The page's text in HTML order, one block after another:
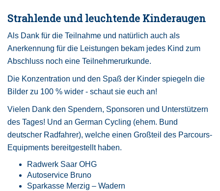
Strahlende und leuchtende Kinderaugen
Als Dank für die Teilnahme und natürlich auch als
Anerkennung für die Leistungen bekam jedes Kind zum
Abschluss noch eine Teilnehmerurkunde.
Die Konzentration und den Spaß der Kinder spiegeln die
Bilder zu 100 % wider - schaut sie euch an!
Vielen Dank den Spendern, Sponsoren und Unterstützern
des Tages! Und an German Cycling (ehem. Bund
deutscher Radfahrer), welche einen Großteil des Parcours-
Equipments bereitgestellt haben.
Radwerk Saar OHG
Autoservice Bruno
Sparkasse Merzig – Wadern